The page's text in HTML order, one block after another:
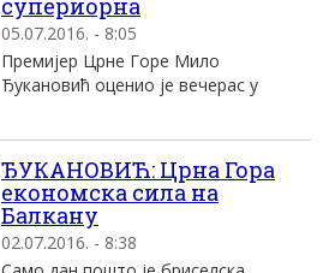
супериорна
05.07.2016. - 8:05
Премиjер Црне Горе Mило
Ђукановић оценио jе вечерас у
ЂУКАНОВИЋ: Црна Гора
економска сила на
Балкану
02.07.2016. - 8:38